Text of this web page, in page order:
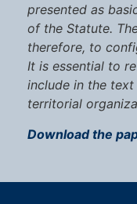
presented as
of the Statute.
therefore, to
It is essential to
include in the
territorial
Download the